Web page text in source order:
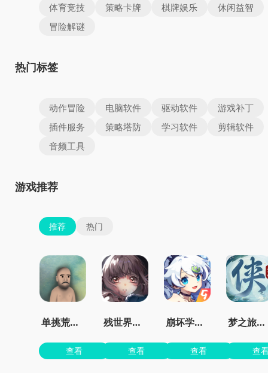
体育竞技
策略卡牌 棋牌娱乐
休闲益智
冒险解谜
热门标签
动作冒险 电脑软件 驱动软件
游戏补丁
插件服务
策略塔防 学习软件
剪辑软件
音频工具
游戏推荐
推荐 热门
单挑荒野中文版
查看
残世界的鸢尾花
查看
崩坏学园2官服
查看
梦之旅人官方正版
查